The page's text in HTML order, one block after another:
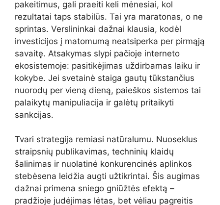
pakeitimus, gali praeiti keli mėnesiai, kol
rezultatai taps stabilūs. Tai yra maratonas, o ne
sprintas. Verslininkai dažnai klausia, kodėl
investicijos į matomumą neatsiperka per pirmąją
savaitę. Atsakymas slypi pačioje interneto
ekosistemoje: pasitikėjimas uždirbamas laiku ir
kokybe. Jei svetainė staiga gautų tūkstančius
nuorodų per vieną dieną, paieškos sistemos tai
palaikytų manipuliacija ir galėtų pritaikyti
sankcijas.
Tvari strategija remiasi natūralumu. Nuoseklus
straipsnių publikavimas, techninių klaidų
šalinimas ir nuolatinė konkurencinės aplinkos
stebėsena leidžia augti užtikrintai. Šis augimas
dažnai primena sniego gniūžtės efektą –
pradžioje judėjimas lėtas, bet vėliau pagreitis